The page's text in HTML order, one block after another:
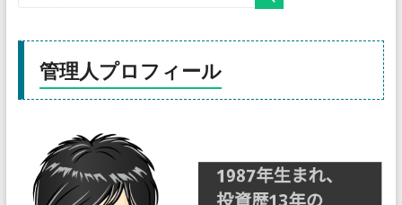
管理人プロフィール